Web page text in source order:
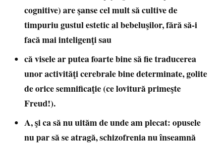
cognitive) are şanse cel mult să cultive de
timpuriu gustul estetic al bebeluşilor, fără să-i
facă mai inteligenţi sau
că visele ar putea foarte bine să fie traducerea
unor activităţi cerebrale bine determinate, golite
de orice semnificaţie (ce lovitură primeşte
Freud!).
A, şi ca să nu uităm de unde am plecat: opusele
nu par să se atragă, schizofrenia nu înseamnă